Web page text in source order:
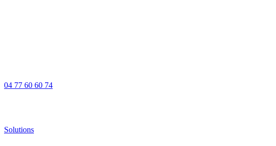
04 77 60 60 74
Solutions